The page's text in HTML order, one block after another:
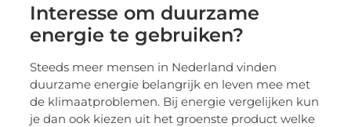
Interesse om duurzame
energie te gebruiken?
Steeds meer mensen in Nederland vinden
duurzame energie belangrijk en leven mee met
de klimaatproblemen. Bij energie vergelijken kun
je dan ook kiezen uit het groenste product welke